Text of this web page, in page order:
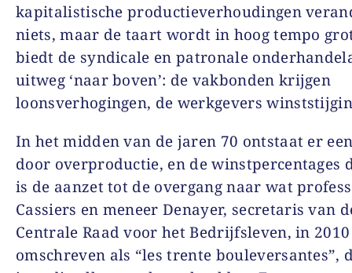
kapitalistische productieverhoudingen
niets, maar de taart wordt in hoog tempo
biedt de syndicale en patronale
uitweg ‘naar boven’: de vakbonden krijgen
loonsverhogingen, de werkgevers
In het midden van de jaren 70 ontstaat er
door overproductie, en de winstpercentages
is de aanzet tot de overgang naar wat
Cassiers en meneer Denayer, secretaris van
Centrale Raad voor het Bedrijfsleven, in 2010
omschreven als “les trente bouleversantes”,